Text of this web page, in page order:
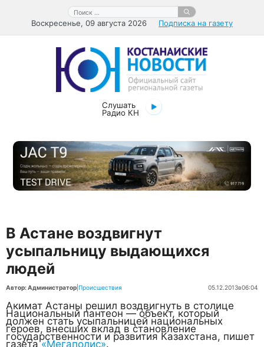
содержимому
Поиск:
Воскресенье, 09 августа 2026 Подписка на газету
Слушать
Радио КН
В Астане воздвигнут
усыпальницу выдающихся
людей
Автор: Администратор Происшествия 05.12.2013в06:04
Акимат Астаны решил воздвигнуть в столице
Национальный пантеон — объект, который
должен стать усыпальницей национальных
героев, внесших вклад в становление
государственности и развития Казахстана, пишет
газета«Мегаполис».